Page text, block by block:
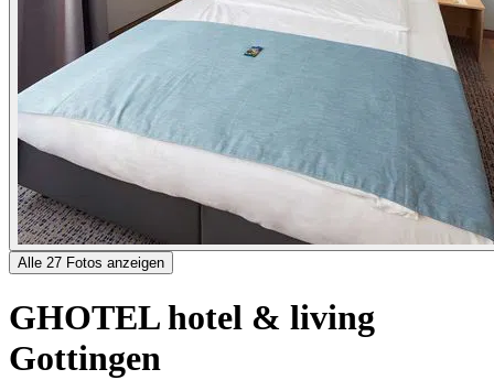
Alle 27 Fotos anzeigen
GHOTEL hotel & living
Gottingen